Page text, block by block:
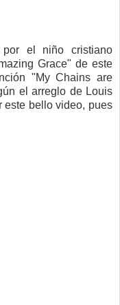
por el niño cristiano
Grace" de este
"My Chains are
el arreglo de Louis
este bello video, pues